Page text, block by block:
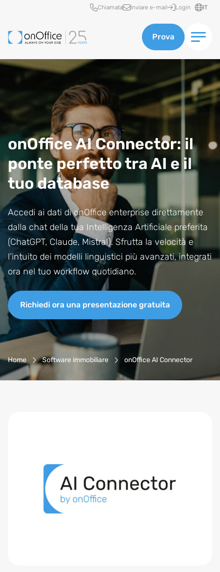
Accesso rapido
Chiamata Inviare e-mail Login IT
Prova
onOffice AI Connector: il
ponte perfetto tra AI e il
tuo database
Accedi ai dati di onOffice enterprise direttamente
dalla chat della tua Intelligenza Artificiale preferita
(ChatGPT, Claude, Mistral). Sfrutta la velocità e
l’intuito dei modelli linguistici più avanzati, integrati
ora nel tuo workflow quotidiano.
Richiedi ora una presentazione gratuita
Navigazione Breadcrumb
Home Software immobiliare onOffice AI Connector